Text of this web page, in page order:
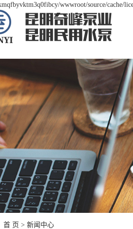
wwwroot/source/cache/
首 页 > 新闻中心